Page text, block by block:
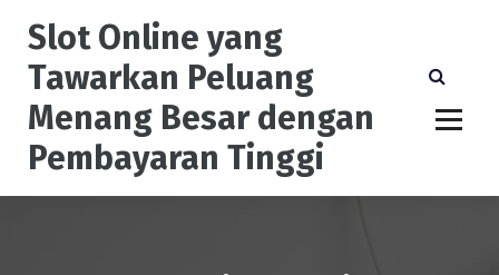
Slot Online yang
Tawarkan Peluang
Menang Besar dengan
Pembayaran Tinggi